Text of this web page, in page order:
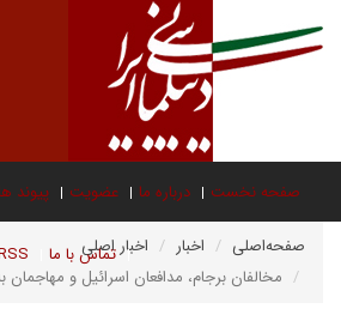
صفحه نخست درباره ما عضویت پیوند ها
تماس با ما صفحه‌اصلی اخبار
اخبار اصلی
مخالفان برجام، مدافعان اسرائیل و مهاجمان